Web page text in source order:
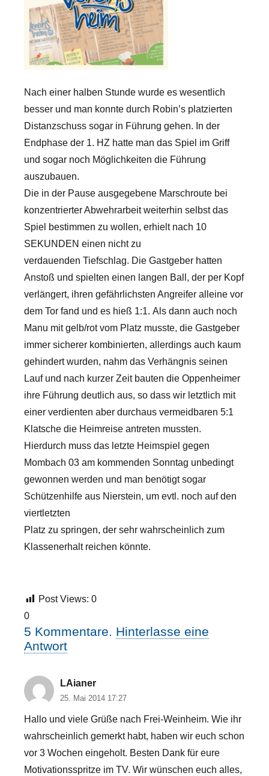
Nach einer halben Stunde wurde es wesentlich
besser und man konnte durch Robin’s platzierten
Distanzschuss sogar in Führung gehen. In der
Endphase der 1. HZ hatte man das Spiel im Griff
und sogar noch Möglichkeiten die Führung
auszubauen.
Die in der Pause ausgegebene Marschroute bei
konzentrierter Abwehrarbeit weiterhin selbst das
Spiel bestimmen zu wollen, erhielt nach 10
SEKUNDEN einen nicht zu
verdauenden Tiefschlag. Die Gastgeber hatten
Anstoß und spielten einen langen Ball, der per Kopf
verlängert, ihren gefährlichsten Angreifer alleine vor
dem Tor fand und es hieß 1:1. Als dann auch noch
Manu mit gelb/rot vom Platz musste, die Gastgeber
immer sicherer kombinierten, allerdings auch kaum
gehindert wurden, nahm das Verhängnis seinen
Lauf und nach kurzer Zeit bauten die Oppenheimer
ihre Führung deutlich aus, so dass wir letztlich mit
einer verdienten aber durchaus vermeidbaren 5:1
Klatsche die Heimreise antreten mussten.
Hierdurch muss das letzte Heimspiel gegen
Mombach 03 am kommenden Sonntag unbedingt
gewonnen werden und man benötigt sogar
Schützenhilfe aus Nierstein, um evtl. noch auf den
viertletzten
Platz zu springen, der sehr wahrscheinlich zum
Klassenerhalt reichen könnte.
Post Views: 0
0
5 Kommentare. Hinterlasse eine
Antwort
LAianer
25. Mai 2014 17:27
Hallo und viele Grüße nach Frei-Weinheim. Wie ihr
wahrscheinlich gemerkt habt, haben wir euch schon
vor 3 Wochen eingeholt. Besten Dank für eure
Motivationsspritze im TV. Wir wünschen euch alles,